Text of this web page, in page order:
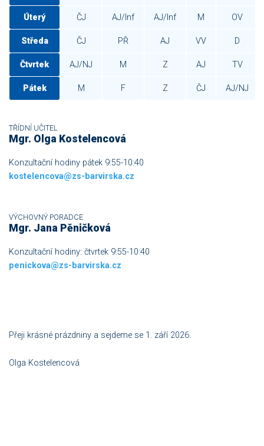
Úterý ČJ AJ/Inf AJ/Inf M OV
Středa ČJ PŘ AJ VV D
Čtvrtek AJ/NJ M Z AJ TV
Pátek M F Z ČJ AJ/NJ
TŘÍDNÍ UČITEL
Mgr. Olga Kostelencová
Konzultační hodiny pátek 9:55-10:40
kostelencova@zs-barvirska.cz
VÝCHOVNÝ PORADCE
Mgr. Jana Pěničková
Konzultační hodiny: čtvrtek 9:55-10:40
penickova@zs-barvirska.cz
Přeji krásné prázdniny a sejdeme se 1. září 2026.
Olga Kostelencová